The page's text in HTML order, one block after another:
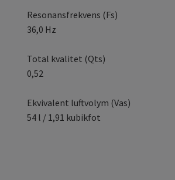
Resonansfrekvens (Fs)
36,0 Hz
Total kvalitet (Qts)
0,52
Ekvivalent luftvolym (Vas)
54 l / 1,91 kubikfot